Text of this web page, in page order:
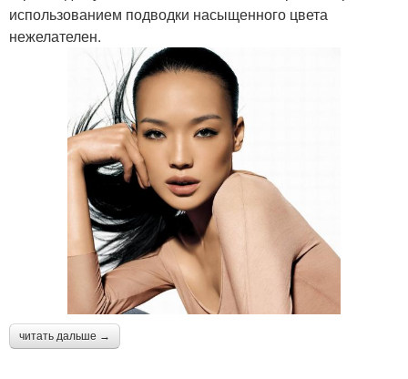
использованием подводки насыщенного цвета
нежелателен.
читать дальше →